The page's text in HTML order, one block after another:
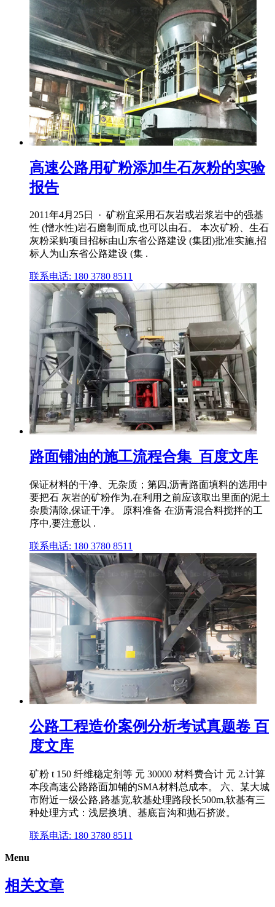
高速公路用矿粉添加生石灰粉的实验
报告
2011年4月25日 · 矿粉宜采用石灰岩或岩浆岩中的强基
性 (憎水性)岩石磨制而成,也可以由石。 本次矿粉、生石
灰粉采购项目招标由山东省公路建设 (集团)批准实施,招
标人为山东省公路建设 (集 .
联系电话: 180 3780 8511
路面铺油的施工流程合集_百度文库
保证材料的干净、无杂质；第四,沥青路面填料的选用中
要把石 灰岩的矿粉作为,在利用之前应该取出里面的泥土
杂质清除,保证干净。 原料准备 在沥青混合料搅拌的工
序中,要注意以 .
联系电话: 180 3780 8511
公路工程造价案例分析考试真题卷 百
度文库
矿粉 t 150 纤维稳定剂等 元 30000 材料费合计 元 2.计算
本段高速公路路面加铺的SMA材料总成本。 六、某大城
市附近一级公路,路基宽,软基处理路段长500m,软基有三
种处理方式：浅层换填、基底盲沟和抛石挤淤。
联系电话: 180 3780 8511
Menu
相关文章